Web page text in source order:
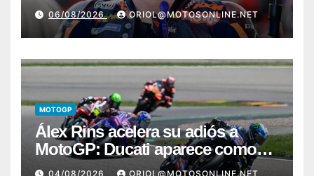
06/08/2026 ORIOL@MOTOSONLINE.NET
MOTOGP
Álex Rins acelera su adiós a
MotoGP: Ducati aparece como
destino en Superbike
04/08/2026 ORIOL@MOTOSONLINE.NET